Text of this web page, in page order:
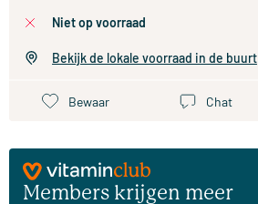
niet op voorraad
Bekijk de lokale voorraad in de buurt
Bewaar Chat
Members krijgen meer